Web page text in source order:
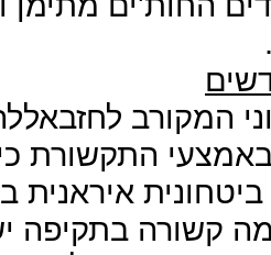
התקשורת
איראנית
קשורה בתקיפה